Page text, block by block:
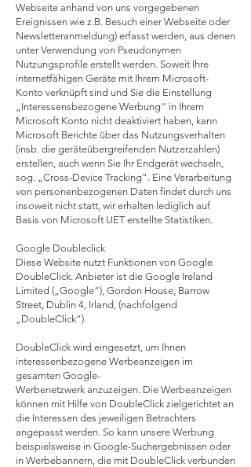
Webseite anhand von uns vorgegebenen
Ereignissen wie z.B. Besuch einer Webseite oder
Newsletteranmeldung) erfasst werden, aus denen
unter Verwendung von Pseudonymen
Nutzungsprofile erstellt werden. Soweit Ihre
internetfähigen Geräte mit Ihrem Microsoft-
Konto verknüpft sind und Sie die Einstellung
„Interessensbezogene Werbung“ in Ihrem
Microsoft Konto nicht deaktiviert haben, kann
Microsoft Berichte über das Nutzungsverhalten
(insb. die geräteübergreifenden Nutzerzahlen)
erstellen, auch wenn Sie Ihr Endgerät wechseln,
sog. „Cross-Device Tracking“. Eine Verarbeitung
von personenbezogenen Daten findet durch uns
insoweit nicht statt, wir erhalten lediglich auf
Basis von Microsoft UET erstellte Statistiken.
Google Doubleclick
Diese Website nutzt Funktionen von Google
DoubleClick. Anbieter ist die Google Ireland
Limited („Google“), Gordon House, Barrow
Street, Dublin 4, Irland, (nachfolgend
„DoubleClick“).
DoubleClick wird eingesetzt, um Ihnen
interessenbezogene Werbeanzeigen im
gesamten Google-
Werbenetzwerk anzuzeigen. Die Werbeanzeigen
können mit Hilfe von DoubleClick zielgerichtet an
die Interessen des jeweiligen Betrachters
angepasst werden. So kann unsere Werbung
beispielsweise in Google-Suchergebnissen oder
in Werbebannern, die mit DoubleClick verbunden